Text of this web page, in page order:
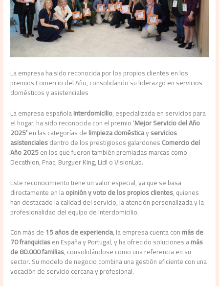
La empresa ha sido reconocida por los propios clientes en los
premios Comercio del Año, consolidando su liderazgo en servicios
domésticos y asistenciales
La empresa españolaInterdomicilio, especializada en servicios para
el hogar, ha sido reconocida con el premio ‘Mejor Servicio del Año
2025′en las categorías delimpieza domésticayservicios
asistencialesdentro de los prestigiosos galardonesComercio del
Año 2025en los que fueron también premiadas marcas como
Decathlon, Fnac, Burguer King, Lidl o VisionLab.
Este reconocimiento tiene un valor especial, ya que se basa
directamente en laopinión y voto de los propios clientes, quienes
han destacado la calidad del servicio, la atención personalizada y la
profesionalidad del equipo de Interdomicilio.
Con más de15 años de experiencia, la empresa cuenta conmás de
70 franquiciasen España y Portugal, y ha ofrecido soluciones amás
de 80.000 familias, consolidándose como una referencia en su
sector. Su modelo de negocio combina una gestión eficiente con una
vocación de servicio cercana y profesional.